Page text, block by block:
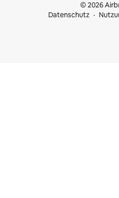
© 2026
Datenschutz